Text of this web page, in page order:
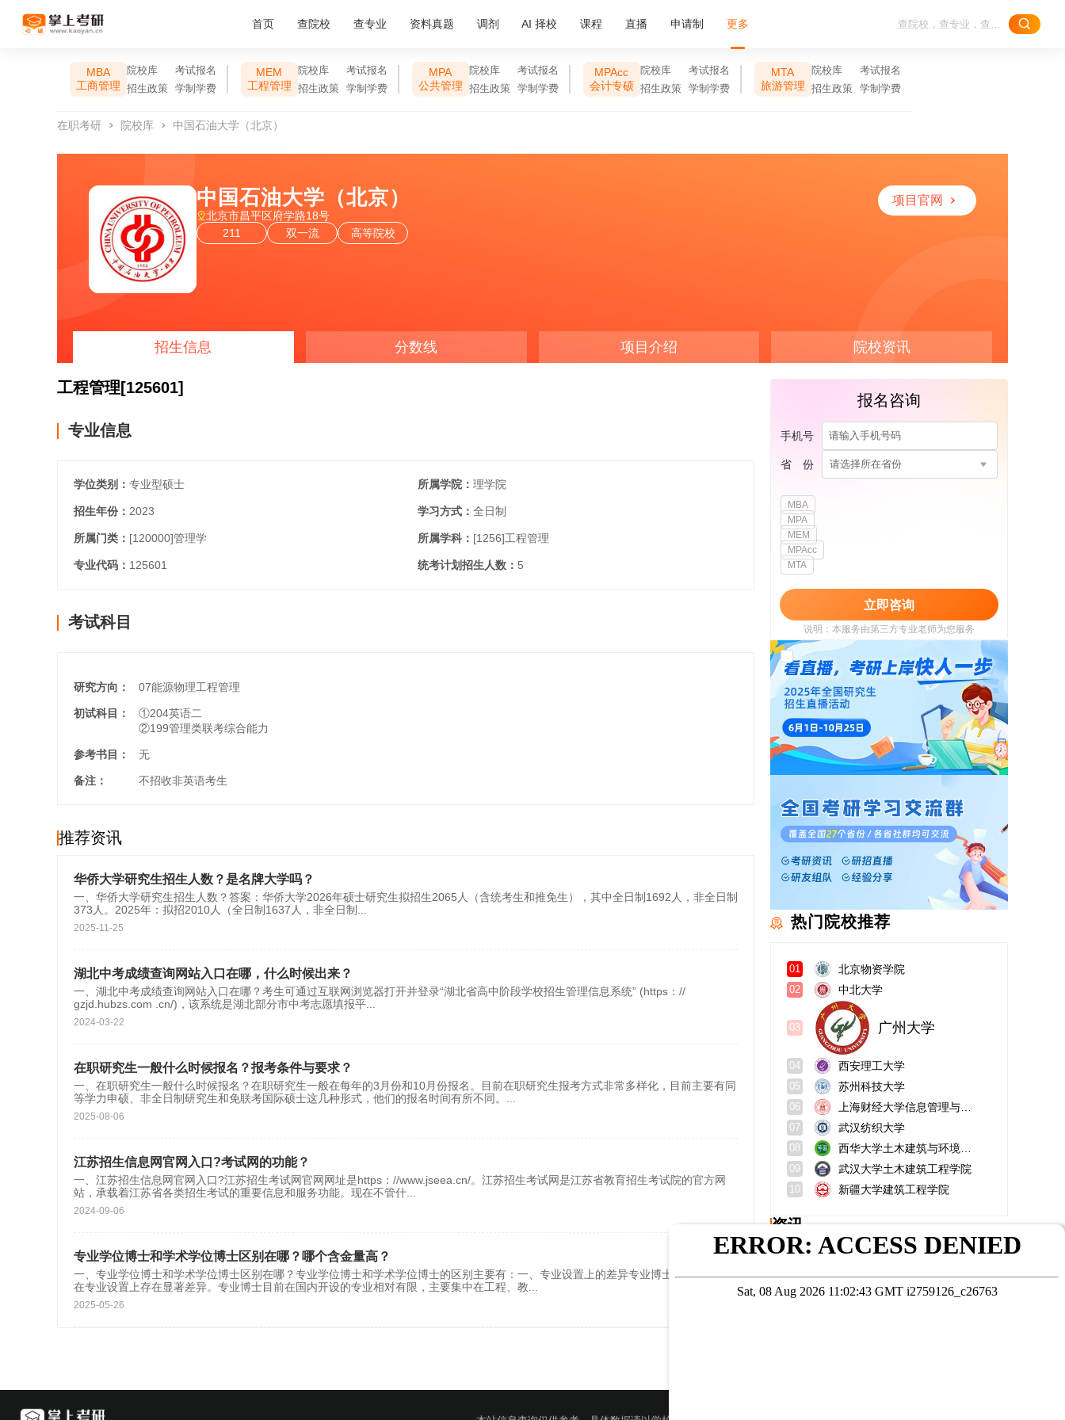
首页 查院校 查专业 资料真题 调剂 AI 择校 课程 直播 申请制 更多
MBA
工商管理
院校库
考试报名
招生政策
学制学费
MEM
工程管理
院校库
考试报名
招生政策
学制学费
MPA
公共管理
院校库
考试报名
招生政策
学制学费
MPAcc
会计专硕
院校库
考试报名
招生政策
学制学费
MTA
旅游管理
院校库
考试报名
招生政策
学制学费
在职考研 院校库 中国石油大学（北京）
中国石油大学（北京）
北京市昌平区府学路18号
211
双一流 高等院校
项目官网
招生信息 分数线 项目介绍 院校资讯
工程管理[125601]
专业信息
学位类别： 专业型硕士 所属学院： 理学院
招生年份： 2023 学习方式： 全日制
所属门类： [120000]管理学 所属学科： [1256]工程管理
专业代码： 125601 统考计划招生人数： 5
考试科目
研究方向： 07能源物理工程管理
初试科目：
①204英语二
②199管理类联考综合能力
参考书目： 无
备注： 不招收非英语考生
推荐资讯
华侨大学研究生招生人数？是名牌大学吗？
一、华侨大学研究生招生人数？答案：华侨大学2026年硕士研究生拟招生2065人（含统考生和推免生），其中全日制1692人，非全日制
373人。‌‌2025年‌：拟招2010人（全日制1637人，非全日制
2025-11-25
湖北中考成绩查询网站入口在哪，什么时候出来？
一、湖北中考成绩查询网站入口在哪？考生可通过互联网浏览器打开并登录“湖北省高中阶段学校招生管理信息系统” (https：//
gzjd.hubzs.com .cn/)，该系统是湖北部分市中考志愿填报平
2024-03-22
在职研究生一般什么时候报名？报考条件与要求？
一、在职研究生一般什么时候报名？在职研究生一般在每年的3月份和10月份报名。目前在职研究生报考方式非常多样化，目前主要有同
等学力申硕、非全日制研究生和免联考国际硕士这几种形式，他们的报名时间有所不同。
2025-08-06
江苏招生信息网官网入口?考试网的功能？
一、江苏招生信息网官网入口?江苏招生考试网官网网址是https：//www.jseea.cn/。江苏招生考试网是江苏省教育招生考试院的官方网
站，承载着江苏省各类招生考试的重要信息和服务功能。现在不管什
2024-09-06
专业学位博士和学术学位博士区别在哪？哪个含金量高？
一、专业学位博士和学术学位博士区别在哪？专业学位博士和学术学位博士的区别主要有：一、专业设置上的差异专业博士与学术博士
在专业设置上存在显著差异。专业博士目前在国内开设的专业相对有限，主要集中在工程、教
2025-05-26
报名咨询
手机号
省 份 请选择所在省份
MBA
MPA
MEM
MPAcc
MTA
立即咨询
说明：本服务由第三方专业老师为您服务
我已阅读并同意 《用户政策》
《用户服务
使用协议》
热门院校推荐
01 北京物资学院
02 中北大学
03 广州大学
04 西安理工大学
05 苏州科技大学
06
07 武汉纺织大学
08
09 武汉大学土木建筑工程学院
10 新疆大学建筑工程学院
资讯
山东理工大学招生专业？最厉害的专业？
单位注册码怎么获取？有效期？